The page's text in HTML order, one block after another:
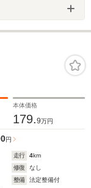
本体価格
179.9万円
円
走行 4km
修復
なし
整備
法定整備付